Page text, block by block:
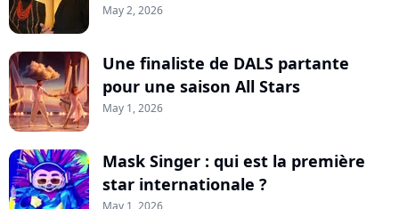
May 2, 2026
Une finaliste de DALS partante
pour une saison All Stars
May 1, 2026
Mask Singer : qui est la première
star internationale ?
May 1, 2026